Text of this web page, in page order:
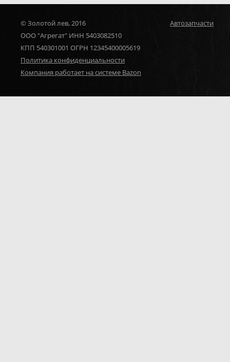
© Золотой лев, 2016
ООО "Агрегат" ИНН 5403082510
КПП 540301001 ОГРН 12345400005619
Политика конфиденциальности
Компания работает на системе Bazon
Автозапчасти